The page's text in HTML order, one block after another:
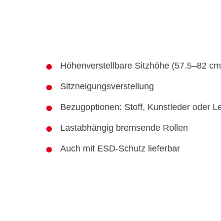
Höhenverstellbare Sitzhöhe (57.5–82
Sitzneigungsverstellung
Bezugoptionen: Stoff, Kunstleder oder
Lastabhängig bremsende Rollen
Auch mit ESD-Schutz lieferbar